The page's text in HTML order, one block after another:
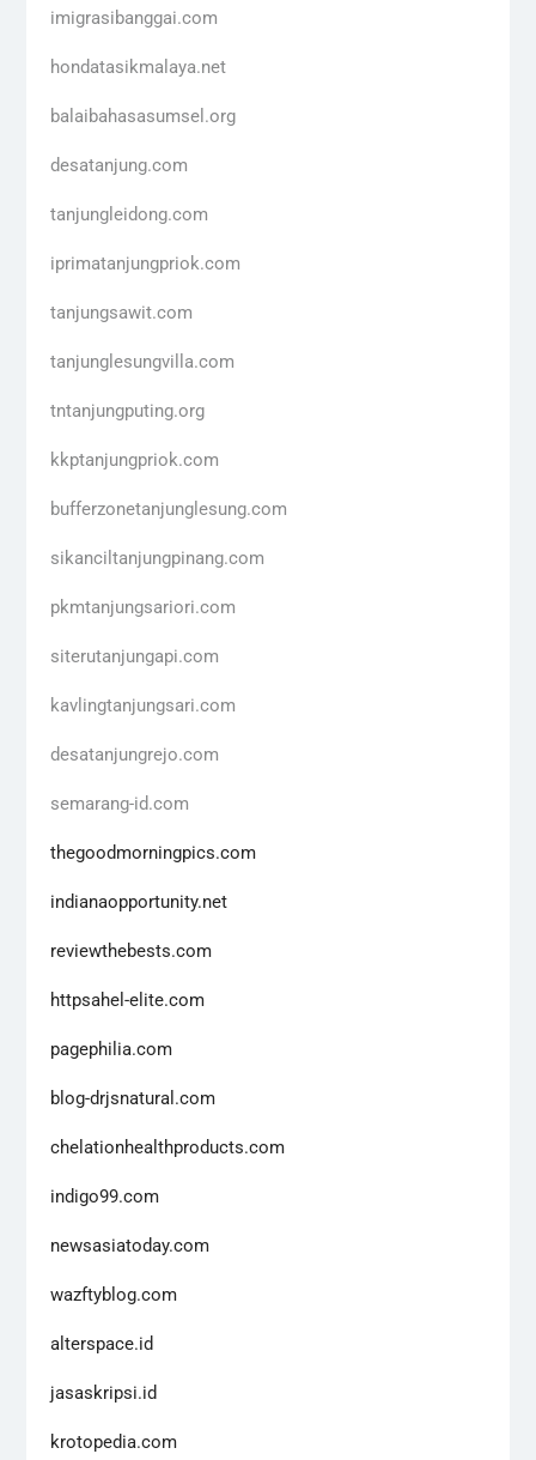
imigrasibanggai.com
hondatasikmalaya.net
balaibahasasumsel.org
desatanjung.com
tanjungleidong.com
iprimatanjungpriok.com
tanjungsawit.com
tanjunglesungvilla.com
tntanjungputing.org
kkptanjungpriok.com
bufferzonetanjunglesung.com
sikanciltanjungpinang.com
pkmtanjungsariori.com
siterutanjungapi.com
kavlingtanjungsari.com
desatanjungrejo.com
semarang-id.com
thegoodmorningpics.com
indianaopportunity.net
reviewthebests.com
httpsahel-elite.com
pagephilia.com
blog-drjsnatural.com
chelationhealthproducts.com
indigo99.com
newsasiatoday.com
wazftyblog.com
alterspace.id
jasaskripsi.id
krotopedia.com